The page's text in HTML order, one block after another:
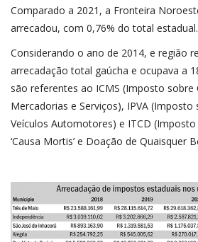
Comparado a 2021, a Fronteira
arrecadou, com 0,76% do total estadual.
Considerando o ano de 2014, e região
arrecadação total gaúcha e ocupava a
são referentes ao ICMS (Imposto sobre
Mercadorias e Serviços), IPVA
Veículos Automotores) e ITCD
‘Causa Mortis’ e Doação de Quaisquer